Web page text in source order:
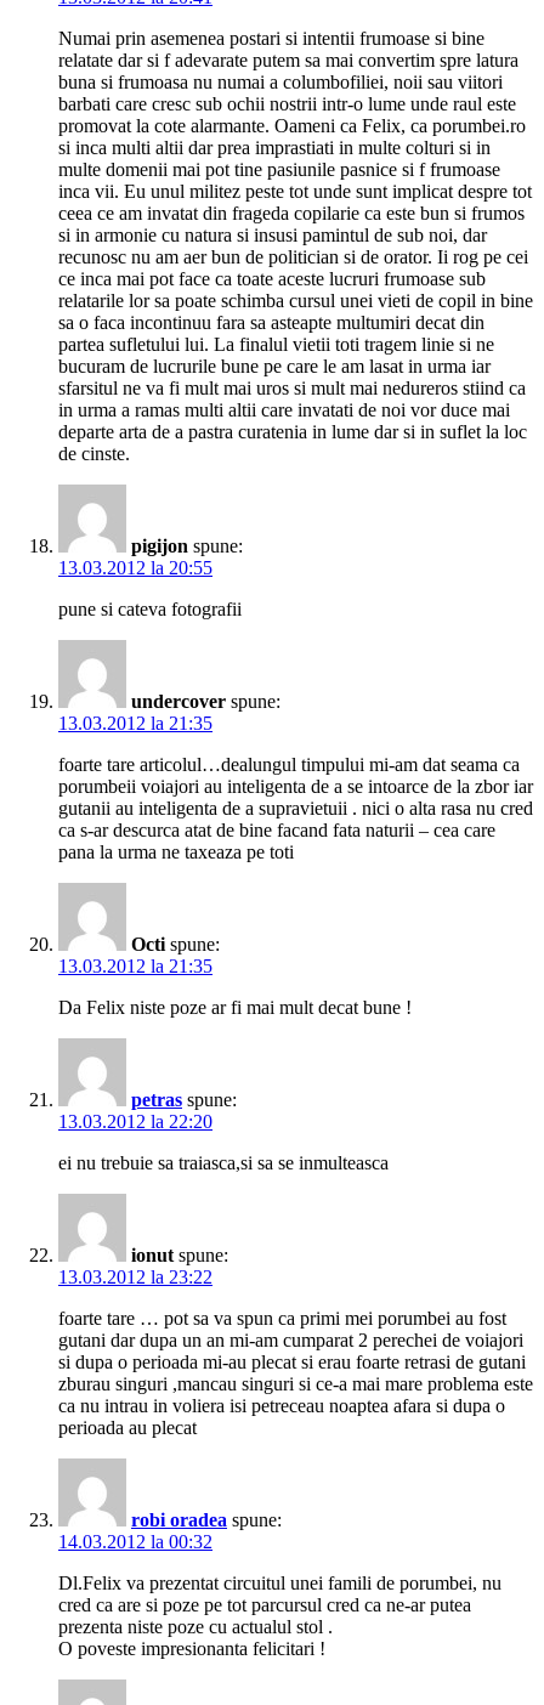
Numai prin asemenea postari si intentii frumoase si bine
relatate dar si f adevarate putem sa mai convertim spre latura
buna si frumoasa nu numai a columbofiliei, noii sau viitori
barbati care cresc sub ochii nostrii intr-o lume unde raul este
promovat la cote alarmante. Oameni ca Felix, ca porumbei.ro
si inca multi altii dar prea imprastiati in multe colturi si in
multe domenii mai pot tine pasiunile pasnice si f frumoase
inca vii. Eu unul militez peste tot unde sunt implicat despre tot
ceea ce am invatat din frageda copilarie ca este bun si frumos
si in armonie cu natura si insusi pamintul de sub noi, dar
recunosc nu am aer bun de politician si de orator. Ii rog pe cei
ce inca mai pot face ca toate aceste lucruri frumoase sub
relatarile lor sa poate schimba cursul unei vieti de copil in bine
sa o faca incontinuu fara sa asteapte multumiri decat din
partea sufletului lui. La finalul vietii toti tragem linie si ne
bucuram de lucrurile bune pe care le am lasat in urma iar
sfarsitul ne va fi mult mai uros si mult mai nedureros stiind ca
in urma a ramas multi altii care invatati de noi vor duce mai
departe arta de a pastra curatenia in lume dar si in suflet la loc
de cinste.
pigijon spune:
13.03.2012 la 20:55
pune si cateva fotografii
undercover spune:
13.03.2012 la 21:35
foarte tare articolul…dealungul timpului mi-am dat seama ca
porumbeii voiajori au inteligenta de a se intoarce de la zbor iar
gutanii au inteligenta de a supravietuii . nici o alta rasa nu cred
ca s-ar descurca atat de bine facand fata naturii – cea care
pana la urma ne taxeaza pe toti
Octi spune:
13.03.2012 la 21:35
Da Felix niste poze ar fi mai mult decat bune !
petras spune:
13.03.2012 la 22:20
ei nu trebuie sa traiasca,si sa se inmulteasca
ionut spune:
13.03.2012 la 23:22
foarte tare … pot sa va spun ca primi mei porumbei au fost
gutani dar dupa un an mi-am cumparat 2 perechei de voiajori
si dupa o perioada mi-au plecat si erau foarte retrasi de gutani
zburau singuri ,mancau singuri si ce-a mai mare problema este
ca nu intrau in voliera isi petreceau noaptea afara si dupa o
perioada au plecat
robi oradea spune:
14.03.2012 la 00:32
Dl.Felix va prezentat circuitul unei famili de porumbei, nu
cred ca are si poze pe tot parcursul cred ca ne-ar putea
prezenta niste poze cu actualul stol .
O poveste impresionanta felicitari !